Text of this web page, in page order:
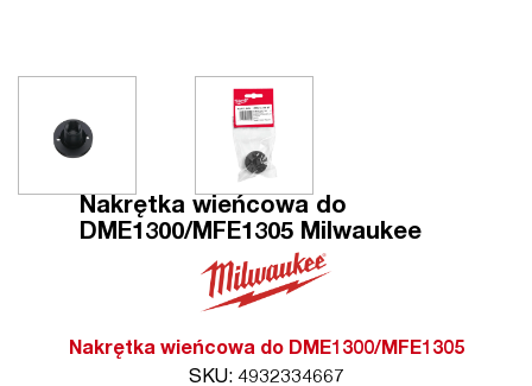
Nakrętka wieńcowa do
DME1300/MFE1305 Milwaukee
Nakrętka wieńcowa do DME1300/MFE1305
SKU: 4932334667